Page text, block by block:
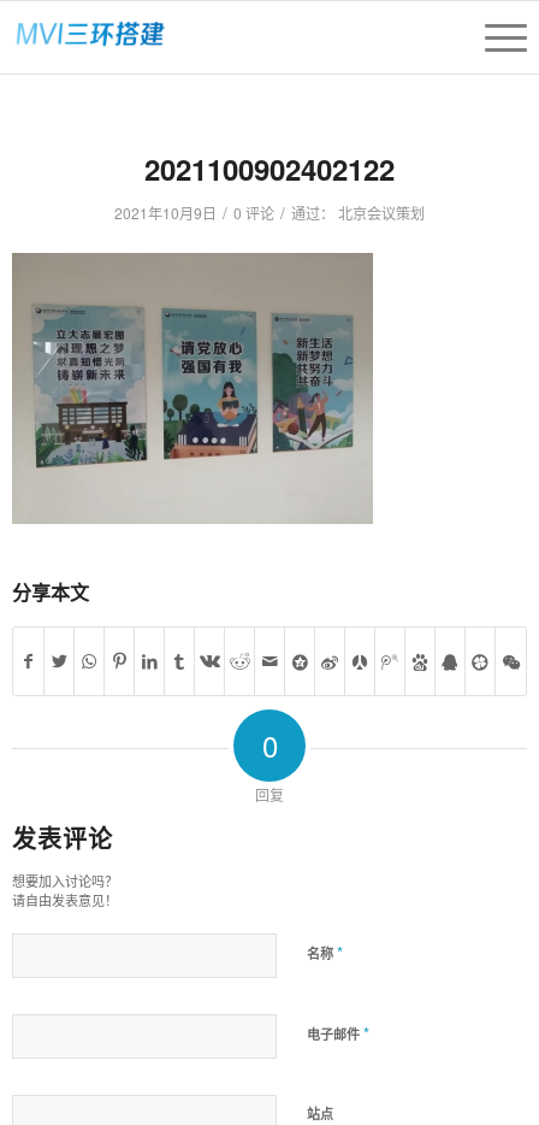
2021100902402122
2021年10月9日 / 0 评论 / 通过： 北京会议策划
分享本文
0
回复
发表评论
想要加入讨论吗？
请自由发表意见！
名称 *
电子邮件 *
站点